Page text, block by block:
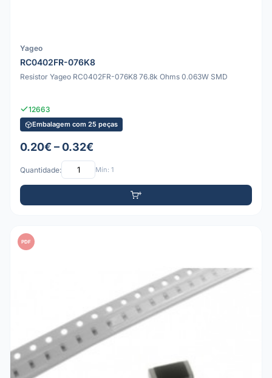
Yageo
RC0402FR-076K8
Resistor Yageo RC0402FR-076K8 76.8k Ohms 0.063W SMD
12663
Embalagem com 25 peças
0.20€ – 0.32€
Quantidade: Mín: 1
PDF